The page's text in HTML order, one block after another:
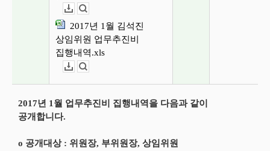
2017년 1월 김석진
상임위원 업무추진비
집행내역.xls
2017년 1월 업무추진비 집행내역을 다음과 같이
공개합니다.
o 공개대상 : 위원장, 부위원장, 상임위원